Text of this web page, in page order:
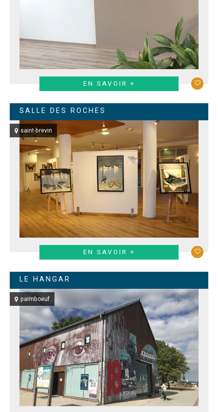
EN SAVOIR +
SALLE DES ROCHES
saint-brevin
EN SAVOIR +
LE HANGAR
paimboeuf